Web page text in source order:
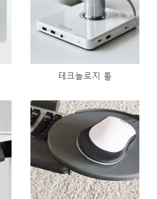
테크놀로지 툴